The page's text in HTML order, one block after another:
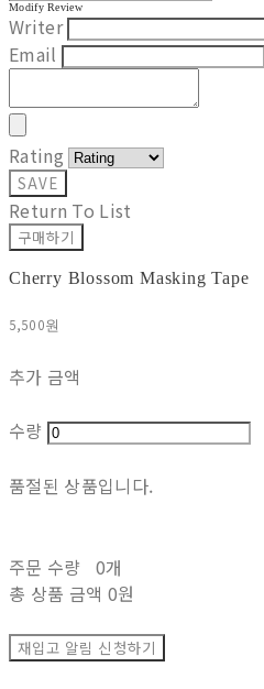
Modify Review
Writer
Email
Rating
SAVE
Return To List
구매하기
Cherry Blossom Masking Tape
5,500원
추가 금액
수량
품절된 상품입니다.
주문 수량
0개
총 상품 금액 0원
재입고 알림 신청하기